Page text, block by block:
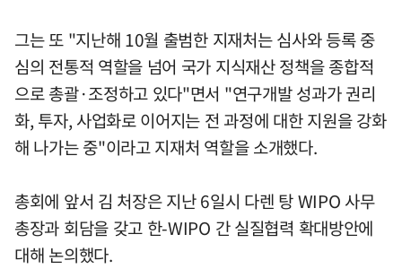
그는 또 "지난해 10월 출범한 지재처는 심사와 등록 중
심의 전통적 역할을 넘어 국가 지식재산 정책을 종합적
으로 총괄·조정하고 있다"면서 "연구개발 성과가 권리
화, 투자, 사업화로 이어지는 전 과정에 대한 지원을 강화
해 나가는 중"이라고 지재처 역할을 소개했다.
총회에 앞서 김 처장은 지난 6일시 다렌 탕 WIPO 사무
총장과 회담을 갖고 한-WIPO 간 실질협력 확대방안에
대해 논의했다.